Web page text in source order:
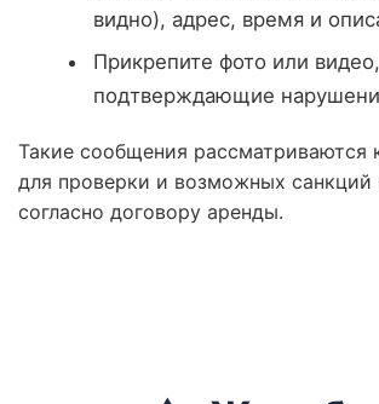
видно), адрес, время и
Прикрепите фото или видео,
подтверждающие
Такие сообщения рассматриваются
для проверки и возможных санкций
согласно договору аренды.